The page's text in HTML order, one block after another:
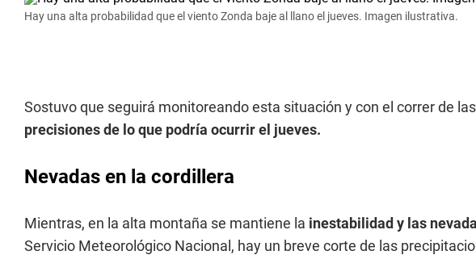
Hay una alta probabilidad que el viento Zonda baje al llano el jueves. Imagen ilustrativa.
Sostuvo que seguirá monitoreando esta situación y con el correr de
precisiones de lo que podría ocurrir el jueves.
Nevadas en la cordillera
Mientras, en la alta montaña se mantiene la inestabilidad y las
Servicio Meteorológico Nacional, hay un breve corte de las